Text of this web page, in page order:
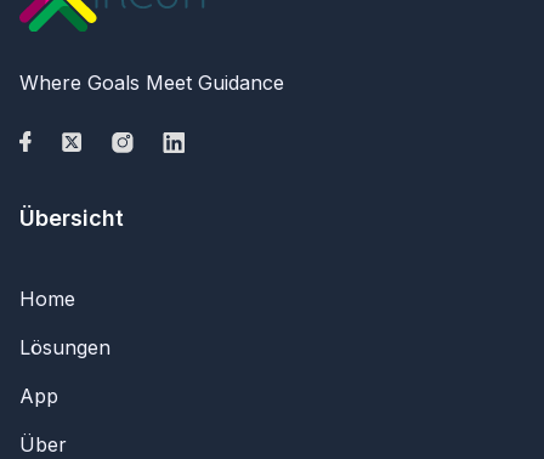
Where Goals Meet Guidance
Übersicht
Home
Lösungen
App
Über